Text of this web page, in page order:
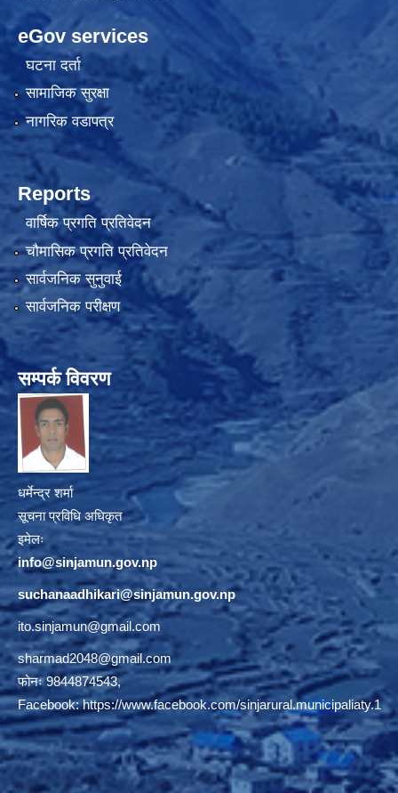
eGov services
घटना दर्ता
सामाजिक सुरक्षा
नागरिक वडापत्र
Reports
वार्षिक प्रगति प्रतिवेदन
चौमासिक प्रगति प्रतिवेदन
सार्वजनिक सुनुवाई
सार्वजनिक परीक्षण
सम्पर्क विवरण
धर्मेन्द्र शर्मा
सूचना प्रविधि अधिकृत
इमेलः
info@sinjamun.gov.np
suchanaadhikari@sinjamun.gov.np
ito.sinjamun@gmail.com
sharmad2048@gmail.com
फोनः 9844874543,
Facebook:https://www.facebook.com/sinjarural.municipaliaty.1